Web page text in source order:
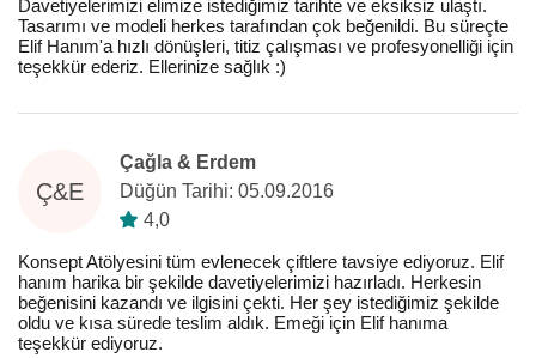
Davetiyelerimizi elimize istediğimiz tarihte ve eksiksiz ulaştı.
Tasarımı ve modeli herkes tarafından çok beğenildi. Bu süreçte
Elif Hanım'a hızlı dönüşleri, titiz çalışması ve profesyonelliği için
teşekkür ederiz. Ellerinize sağlık :)
Ç&E
Çağla & Erdem
Düğün Tarihi: 05.09.2016
4,0
Konsept Atölyesini tüm evlenecek çiftlere tavsiye ediyoruz. Elif
hanım harika bir şekilde davetiyelerimizi hazırladı. Herkesin
beğenisini kazandı ve ilgisini çekti. Her şey istediğimiz şekilde
oldu ve kısa sürede teslim aldık. Emeği için Elif hanıma
teşekkür ediyoruz.